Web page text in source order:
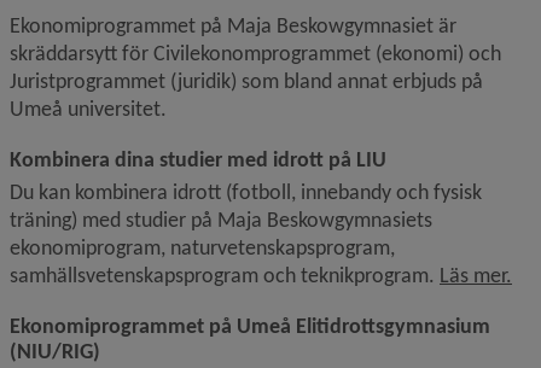
Ekonomiprogrammet på Maja Beskowgymnasiet är
skräddarsytt för Civilekonomprogrammet (ekonomi) och
Juristprogrammet (juridik) som bland annat erbjuds på
Umeå universitet.
Kombinera dina studier med idrott på LIU
Du kan kombinera idrott (fotboll, innebandy och fysisk
träning) med studier på Maja Beskowgymnasiets
ekonomiprogram, naturvetenskapsprogram,
samhällsvetenskapsprogram och teknikprogram. Läs mer.
Ekonomiprogrammet på Umeå Elitidrottsgymnasium
(NIU/RIG)